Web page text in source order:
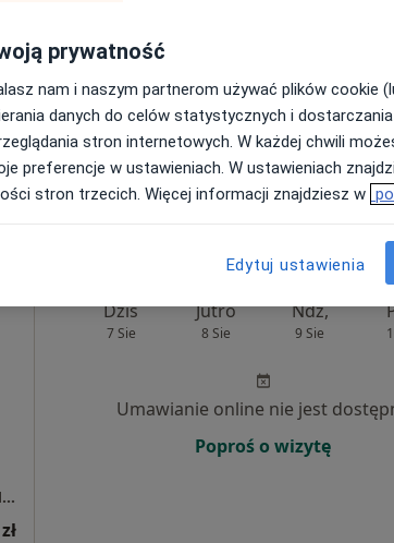
7 Sie
Umawianie online nie jest
Pokaż profil
Indywidualna Specjalistyczna Praktyka Lekarska Marek Wilczek - "Alfa" Lekarze Specjaliści
Dziś
7 Sie
Jutro
8 Sie
Ndz,
9 Sie
Umawianie online nie jest
Poproś o wizytę
prywatność
nam i naszym partnerom używać plików cookie
danych do celów statystycznych i
stron internetowych. W każdej chwili
preferencje w ustawieniach. W ustawieniach
stron trzecich. Więcej informacji znajdziesz w
Edytuj ustawienia